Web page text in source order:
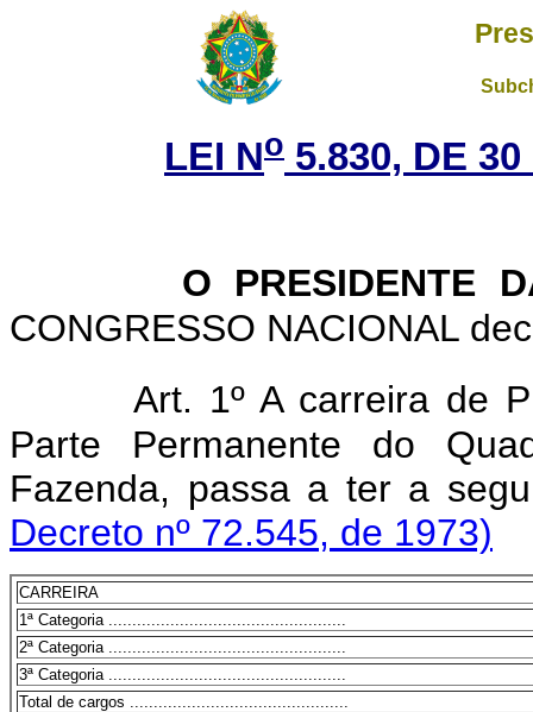
LEI No 5.830, DE
O PRESIDENTE
CONGRESSO NACIONAL
Art. 1º A carreira de
Parte Permanente do
Fazenda, passa a ter
Decreto nº 72.545, de 1973)
CARREIRA
1ª Categoria ..................................................
2ª Categoria ..................................................
3ª Categoria ..................................................
Total de cargos ..............................................